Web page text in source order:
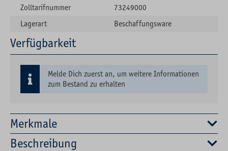
Merkmale
Beschreibung
Zolltarifnummer
73249000
Lagerart
Beschaffungsware
Verfügbarkeit
Melde Dich zuerst an, um weitere Informationen
zum Bestand zu erhalten